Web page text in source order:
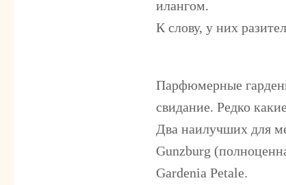
илангом.
К слову, у них
Парфюмерные
свидание. Редко
Два наилучших для
Gunzburg
Gardenia Petale.